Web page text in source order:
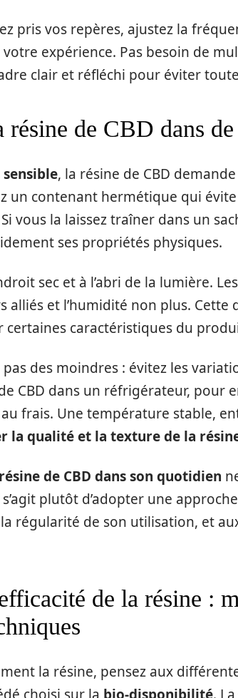
pris vos repères, ajustez la
expérience. Pas besoin de
clair et réfléchi pour éviter
résine de CBD dans
, la résine de CBD
un contenant hermétique qui évite
vous la laissez traîner dans un
ses propriétés physiques.
sec et à l’abri de la lumière.
alliés et l’humidité non plus.
certaines caractéristiques du
des moindres : évitez les
CBD dans un réfrigérateur, pour
frais. Une température stable,
la qualité et la texture de la
de CBD dans son quotidien
plutôt d’adopter une
régularité de son utilisation, et
de la résine :
la résine, pensez aux